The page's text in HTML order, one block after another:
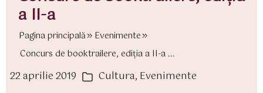
a II-a
Pagina principală
Evenimente
Concurs de booktrailere, ediția a II-a ...
22 aprilie 2019 Categorii
Cultura, Evenimente